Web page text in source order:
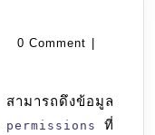
0 Comment
ามารถดึงข้อมูล
permissions
ที่